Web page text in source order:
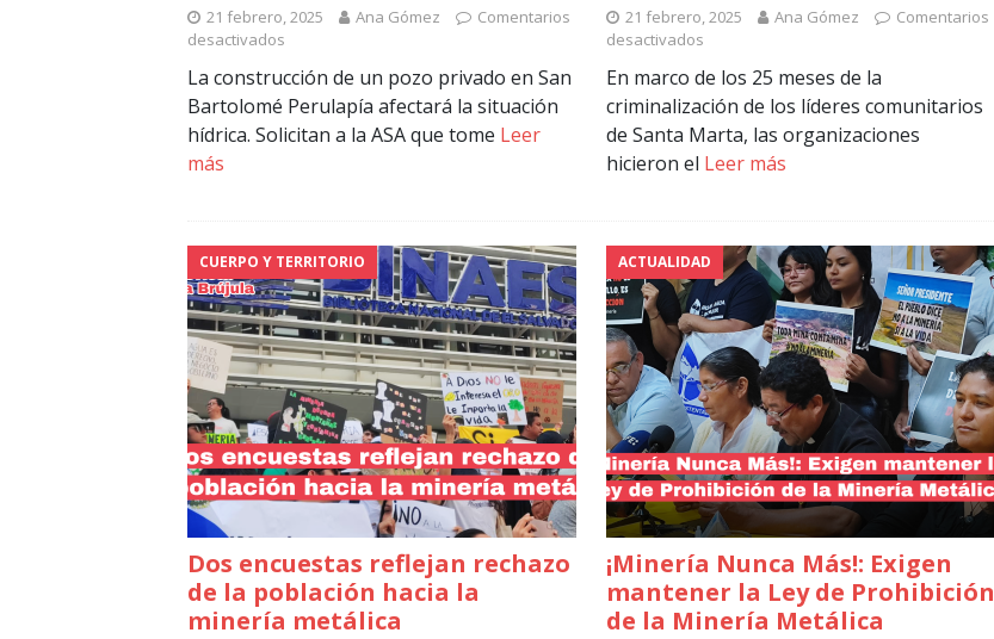
21 febrero, 2025 Ana Gómez
Comentarios
desactivados
La construcción de un pozo privado en San
Bartolomé Perulapía afectará la situación
hídrica. Solicitan a la ASA que tome Leer
más
21 febrero, 2025 Ana Gómez
Comentarios
desactivados
En marco de los 25 meses de la
criminalización de los líderes comunitarios
de Santa Marta, las organizaciones
hicieron el Leer más
CUERPO Y TERRITORIO
Dos encuestas reflejan rechazo
de la población hacia la
minería metálica
ACTUALIDAD
¡Minería Nunca Más!: Exigen
mantener la Ley de Prohibición
de la Minería Metálica